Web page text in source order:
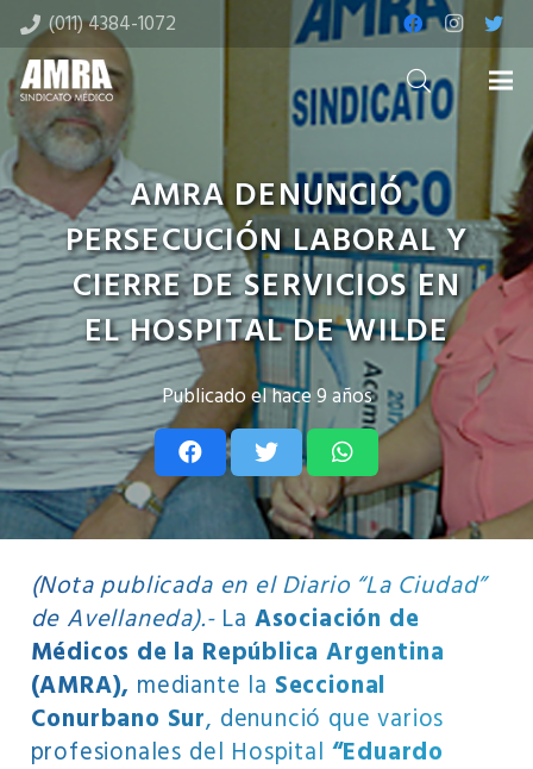
(011) 4384-1072
AMRA DENUNCIÓ
PERSECUCIÓN LABORAL Y
CIERRE DE SERVICIOS EN
EL HOSPITAL DE WILDE
Publicado elhace 9 años
(Nota publicada en el Diario “La Ciudad”
de Avellaneda).-La Asociación de
Médicos de la República Argentina
(AMRA), mediante la Seccional
Conurbano Sur, denunció que varios
profesionales del Hospital “Eduardo